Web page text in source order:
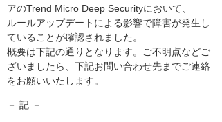
アのTrend Micro Deep Securityにおいて、
ルールアップデートによる影響で障害が発生し
ていることが確認されました。
概要は下記の通りとなります。ご不明点などご
ざいましたら、下記お問い合わせ先までご連絡
をお願いいたします。
－ 記 －